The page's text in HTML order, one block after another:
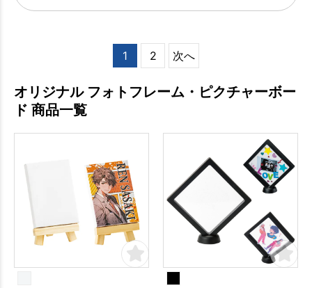
1 2 次へ
オリジナル フォトフレーム・ピクチャーボー
ド 商品一覧